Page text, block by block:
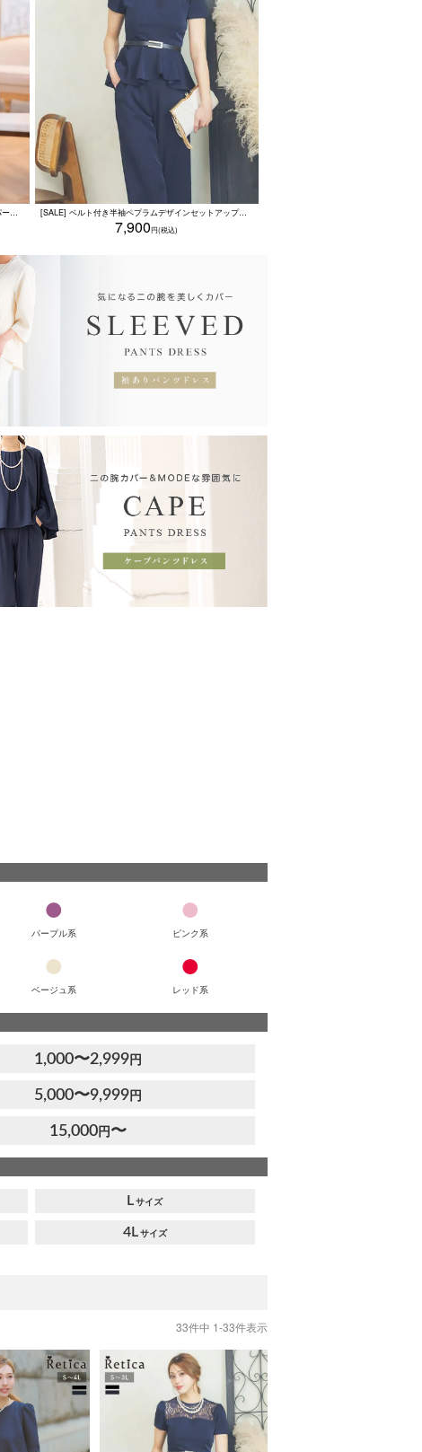
[SALE] ベルスリーブスクエアネックワイドパンツパーティードレス 結婚式 二次会 (Sサイズ～3Lサイズ) [SALE] ベルト付き半袖ペプラムデザインセットアップパンツパーティードレス (Sサイズ～3Lサイズ)
7,900
パープル系 ピンク系
ベージュ系 レッド系
1,000〜2,999 円
5,000〜9,999 円
15,000 円 〜
L
4L
33件中 1-33件表示